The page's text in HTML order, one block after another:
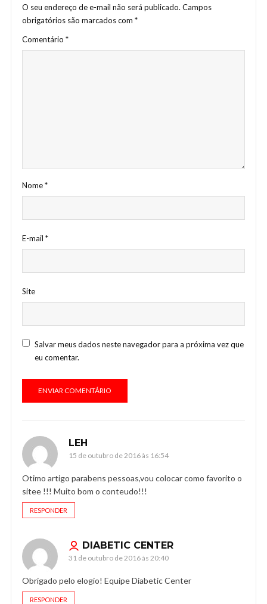
O seu endereço de e-mail não será publicado. Campos
obrigatórios são marcados com *
Comentário *
Nome*
E-mail *
Site
Salvar meus dados neste navegador para a próxima vez que
eu comentar.
LEH
15 de outubro de 2016 às 16:54
Otimo artigo parabens pessoas,vou colocar como favorito o
sitee !!! Muito bom o conteudo!!!
RESPONDER
DIABETIC CENTER
31 de outubro de 2016 às 20:40
Obrigado pelo elogio! Equipe Diabetic Center
RESPONDER